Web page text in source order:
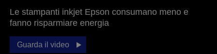
Le stampanti inkjet Epson consumano meno e
fanno risparmiare energia
Guarda il video